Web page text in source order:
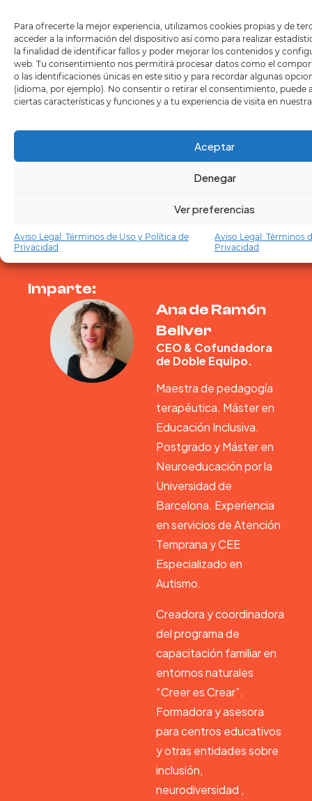
Para ofrecerte la mejor experiencia, utilizamos cookies propias y de
acceder a la información del dispositivo así como para realizar
la finalidad de identificar fallos y poder mejorar los contenidos y
web. Tu consentimiento nos permitirá procesar datos como el
o las identificaciones únicas en este sitio y para recordar algunas
(idioma, por ejemplo). No consentir o retirar el consentimiento, puede
ciertas características y funciones y a tu experiencia de visita en
Aceptar
Denegar
Ver preferencias
Aviso Legal: Términos de Uso y Política de
Privacidad
Aviso Legal: Términos
Privacidad
Reflexión
Comprender el
impacto del
diseño en la
Transformación
Aprender a
identificar las
barreras para la
Acción
Aprender a
proponer
ajustes para
Imparte:
Ana de Ramón
Bellver
CEO & Cofundadora
de Doble Equipo.
Maestra de pedagogía
terapéutica. Máster en
Educación Inclusiva.
Postgrado y Máster en
Neuroeducación por la
Universidad de
Barcelona. Experiencia
en servicios de Atención
Temprana y CEE
Especializado en
Autismo.
Creadora y coordinadora
del programa de
capacitación familiar en
entornos naturales
“Creer es Crear”.
Formadora y asesora
para centros educativos
y otras entidades sobre
inclusión,
neurodiversidad ,